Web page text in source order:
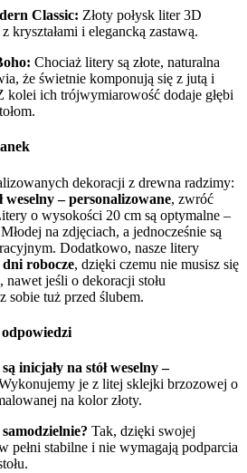
Classic: Złoty połysk liter 3D
kryształami i elegancką zastawą.
Chociaż litery są złote, naturalna
że świetnie komponują się z jutą i
ich trójwymiarowość dodaje głębi
dekoracji z drewna radzimy:
weselny – personalizowane, zwróć
o wysokości 20 cm są optymalne –
na zdjęciach, a jednocześnie są
Dodatkowo, nasze litery
dni robocze, dzięki czemu nie musisz się
jeśli o dekoracji stołu
sobie tuż przed ślubem.
inicjały na stół weselny –
je z litej sklejki brzozowej o
na kolor złoty.
Tak, dzięki swojej
pełni stabilne i nie wymagają podparcia
.